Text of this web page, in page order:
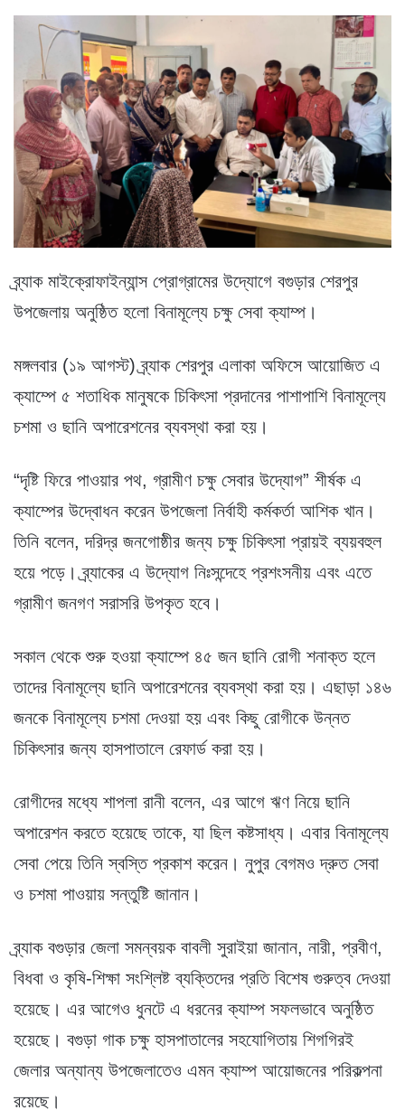
ব্র্যাক মাইক্রোফাইন্যান্স প্রোগ্রামের উদ্যোগে বগুড়ার শেরপুর
উপজেলায় অনুষ্ঠিত হলো বিনামূল্যে চক্ষু সেবা ক্যাম্প।
মঙ্গলবার (১৯ আগস্ট) ব্র্যাক শেরপুর এলাকা অফিসে আয়োজিত এ
ক্যাম্পে ৫ শতাধিক মানুষকে চিকিৎসা প্রদানের পাশাপাশি বিনামূল্যে
চশমা ও ছানি অপারেশনের ব্যবস্থা করা হয়।
“দৃষ্টি ফিরে পাওয়ার পথ, গ্রামীণ চক্ষু সেবার উদ্যোগ” শীর্ষক এ
ক্যাম্পের উদ্বোধন করেন উপজেলা নির্বাহী কর্মকর্তা আশিক খান।
তিনি বলেন, দরিদ্র জনগোষ্ঠীর জন্য চক্ষু চিকিৎসা প্রায়ই ব্যয়বহুল
হয়ে পড়ে। ব্র্যাকের এ উদ্যোগ নিঃসন্দেহে প্রশংসনীয় এবং এতে
গ্রামীণ জনগণ সরাসরি উপকৃত হবে।
সকাল থেকে শুরু হওয়া ক্যাম্পে ৪৫ জন ছানি রোগী শনাক্ত হলে
তাদের বিনামূল্যে ছানি অপারেশনের ব্যবস্থা করা হয়। এছাড়া ১৪৬
জনকে বিনামূল্যে চশমা দেওয়া হয় এবং কিছু রোগীকে উন্নত
চিকিৎসার জন্য হাসপাতালে রেফার্ড করা হয়।
রোগীদের মধ্যে শাপলা রানী বলেন, এর আগে ঋণ নিয়ে ছানি
অপারেশন করতে হয়েছে তাকে, যা ছিল কষ্টসাধ্য। এবার বিনামূল্যে
সেবা পেয়ে তিনি স্বস্তি প্রকাশ করেন। নুপুর বেগমও দ্রুত সেবা
ও চশমা পাওয়ায় সন্তুষ্টি জানান।
ব্র্যাক বগুড়ার জেলা সমন্বয়ক বাবলী সুরাইয়া জানান, নারী, প্রবীণ,
বিধবা ও কৃষি-শিক্ষা সংশ্লিষ্ট ব্যক্তিদের প্রতি বিশেষ গুরুত্ব দেওয়া
হয়েছে। এর আগেও ধুনটে এ ধরনের ক্যাম্প সফলভাবে অনুষ্ঠিত
হয়েছে। বগুড়া গাক চক্ষু হাসপাতালের সহযোগিতায় শিগগিরই
জেলার অন্যান্য উপজেলাতেও এমন ক্যাম্প আয়োজনের পরিকল্পনা
রয়েছে।